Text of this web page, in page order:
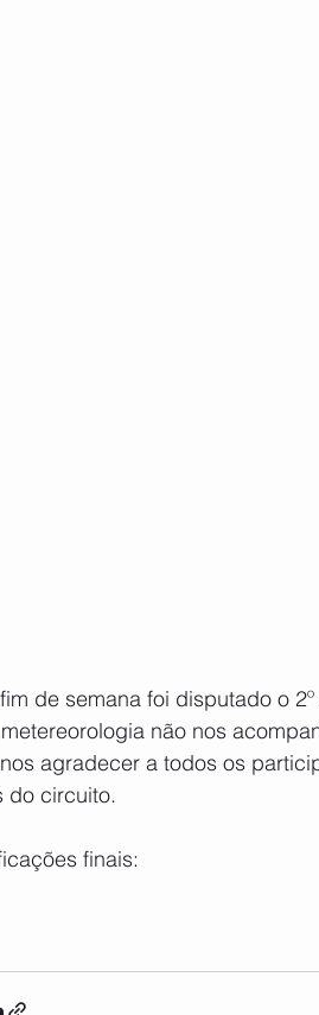
de semana foi disputado o
não nos
agradecer a todos os
do circuito.
finais: